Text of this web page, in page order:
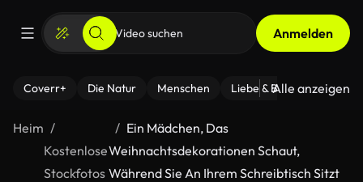
Anmelden
Coverr+ Die Natur Menschen Liebe & Beziehungen
Alle anzeigen
Heim
Kostenlose
Stockfotos
Ein Mädchen, Das
Weihnachtsdekorationen Schaut,
Während Sie An Ihrem Schreibtisch Sitzt